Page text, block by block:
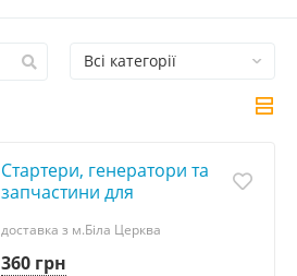
Всі категорії
Стартери, генератори та
запчастини для
техніки | Bosch, Denso,
Valeo, AS
360 грн
доставка з м.Біла Церква